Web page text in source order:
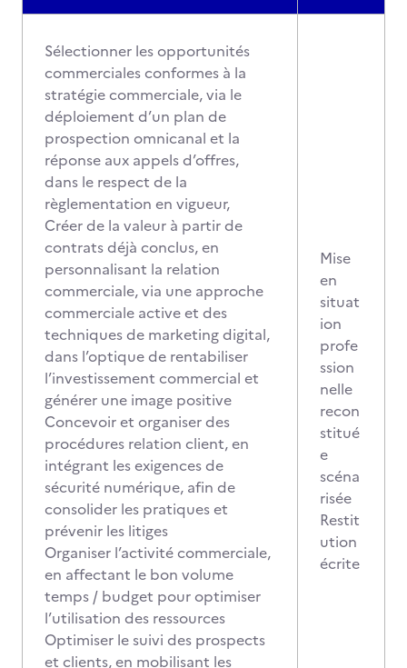
Sélectionner les opportunités
commerciales conformes à la
stratégie commerciale, via le
déploiement d’un plan de
prospection omnicanal et la
réponse aux appels d’offres,
dans le respect de la
règlementation en vigueur,
Créer de la valeur à partir de
contrats déjà conclus, en
personnalisant la relation
commerciale, via une approche
commerciale active et des
techniques de marketing digital,
dans l’optique de rentabiliser
l’investissement commercial et
générer une image positive
Concevoir et organiser des
procédures relation client, en
intégrant les exigences de
sécurité numérique, afin de
consolider les pratiques et
prévenir les litiges
Organiser l’activité commerciale,
en affectant le bon volume
temps / budget pour optimiser
l’utilisation des ressources
Optimiser le suivi des prospects
et clients, en mobilisant les
Mise
en
situat
ion
profe
ssion
nelle
recon
stitué
e
scéna
risée
Restit
ution
écrite